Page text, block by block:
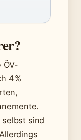
ÖV-
4 %
selbst sind